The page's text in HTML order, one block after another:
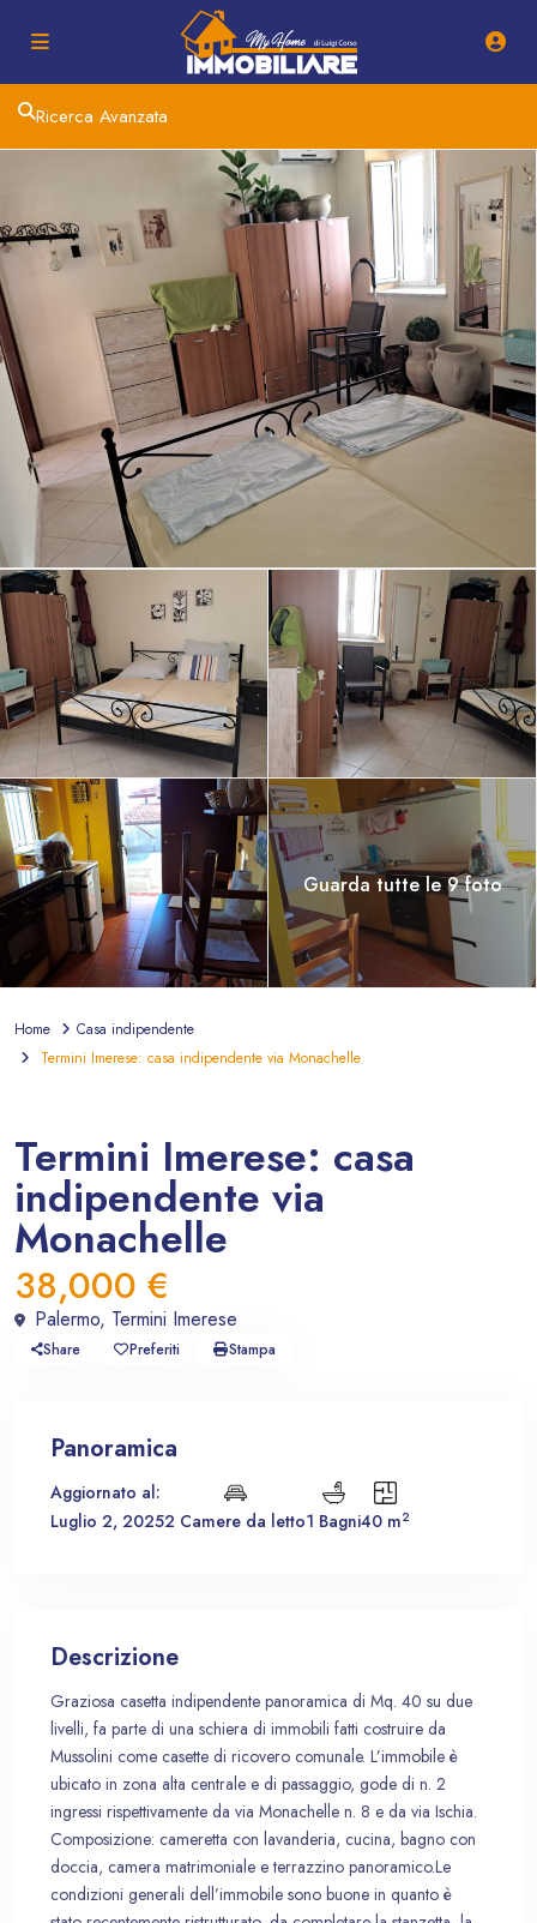
Ricerca Avanzata
Guarda tutte le 9 foto
Home
Casa indipendente
Termini Imerese: casa indipendente via Monachelle
Termini Imerese: casa
indipendente via
Monachelle
38,000 €
Palermo, Termini Imerese
Share Preferiti Stampa
Panoramica
Aggiornato al:
Luglio 2, 20252 Camere da letto1 Bagni40 m2
Descrizione
Graziosa casetta indipendente panoramica di Mq. 40 su due
livelli, fa parte di una schiera di immobili fatti costruire da
Mussolini come casette di ricovero comunale. L’immobile è
ubicato in zona alta centrale e di passaggio, gode di n. 2
ingressi rispettivamente da via Monachelle n. 8 e da via Ischia.
Composizione: cameretta con lavanderia, cucina, bagno con
doccia, camera matrimoniale e terrazzino panoramico.Le
condizioni generali dell’immobile sono buone in quanto è